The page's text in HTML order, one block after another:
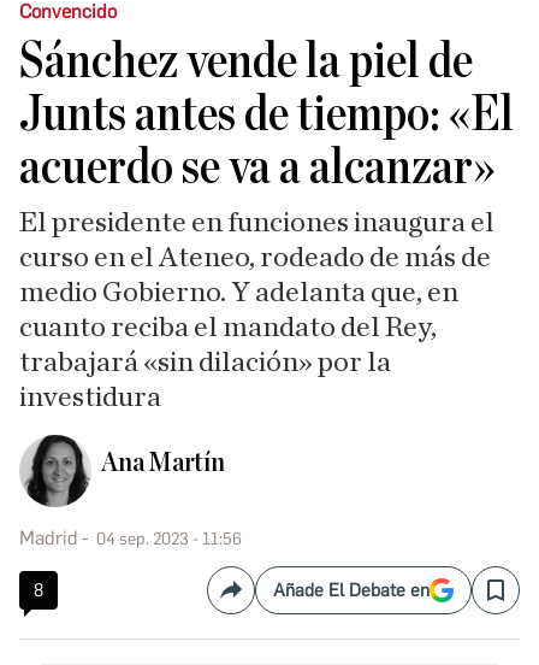
Convencido
Sánchez vende la piel de
Junts antes de tiempo: «El
acuerdo se va a alcanzar»
El presidente en funciones inaugura el
curso en el Ateneo, rodeado de más de
medio Gobierno. Y adelanta que, en
cuanto reciba el mandato del Rey,
trabajará «sin dilación» por la
investidura
Ana Martín
Madrid 04 sep. 2023 - 11:56
8 CompartirAñade El Debate en Save